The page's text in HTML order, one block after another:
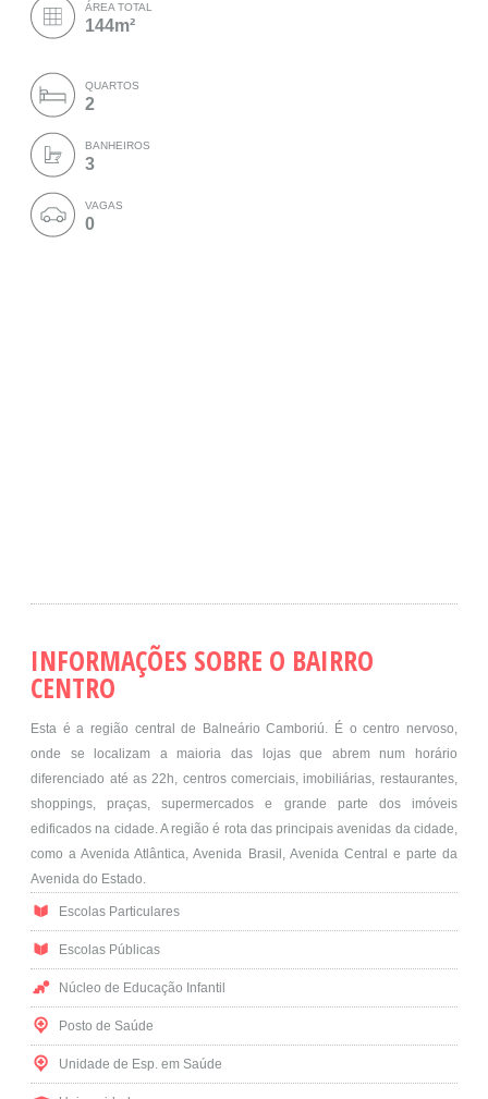
ÁREA TOTAL
144m²
QUARTOS
2
BANHEIROS
3
VAGAS
0
INFORMAÇÕES SOBRE O BAIRRO
CENTRO
Esta é a região central de Balneário Camboriú. É o centro nervoso,
onde se localizam a maioria das lojas que abrem num horário
diferenciado até as 22h, centros comerciais, imobiliárias, restaurantes,
shoppings, praças, supermercados e grande parte dos imóveis
edificados na cidade. A região é rota das principais avenidas da cidade,
como a Avenida Atlântica, Avenida Brasil, Avenida Central e parte da
Avenida do Estado.
Escolas Particulares
Escolas Públicas
Núcleo de Educação Infantil
Posto de Saúde
Unidade de Esp. em Saúde